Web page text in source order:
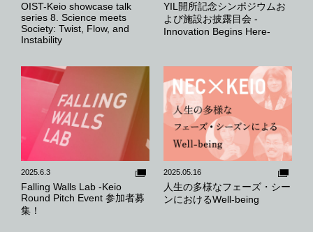
OIST-Keio showcase talk
series 8. Science meets
Society: Twist, Flow, and
Instability
YIL開所記念シンポジウムお
よび施設お披露目会 -
Innovation Begins Here-
2025.6.3
Falling Walls Lab -Keio
Round Pitch Event 参加者募
集！
2025.05.16
人生の多様なフェーズ・シー
ンにおけるWell-being